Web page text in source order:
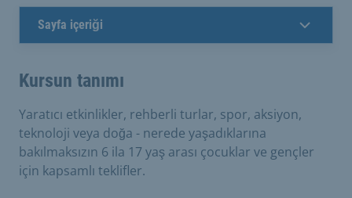
Sayfa içeriği
Kursun tanımı
Yaratıcı etkinlikler, rehberli turlar, spor, aksiyon,
teknoloji veya doğa - nerede yaşadıklarına
bakılmaksızın 6 ila 17 yaş arası çocuklar ve gençler
için kapsamlı teklifler.